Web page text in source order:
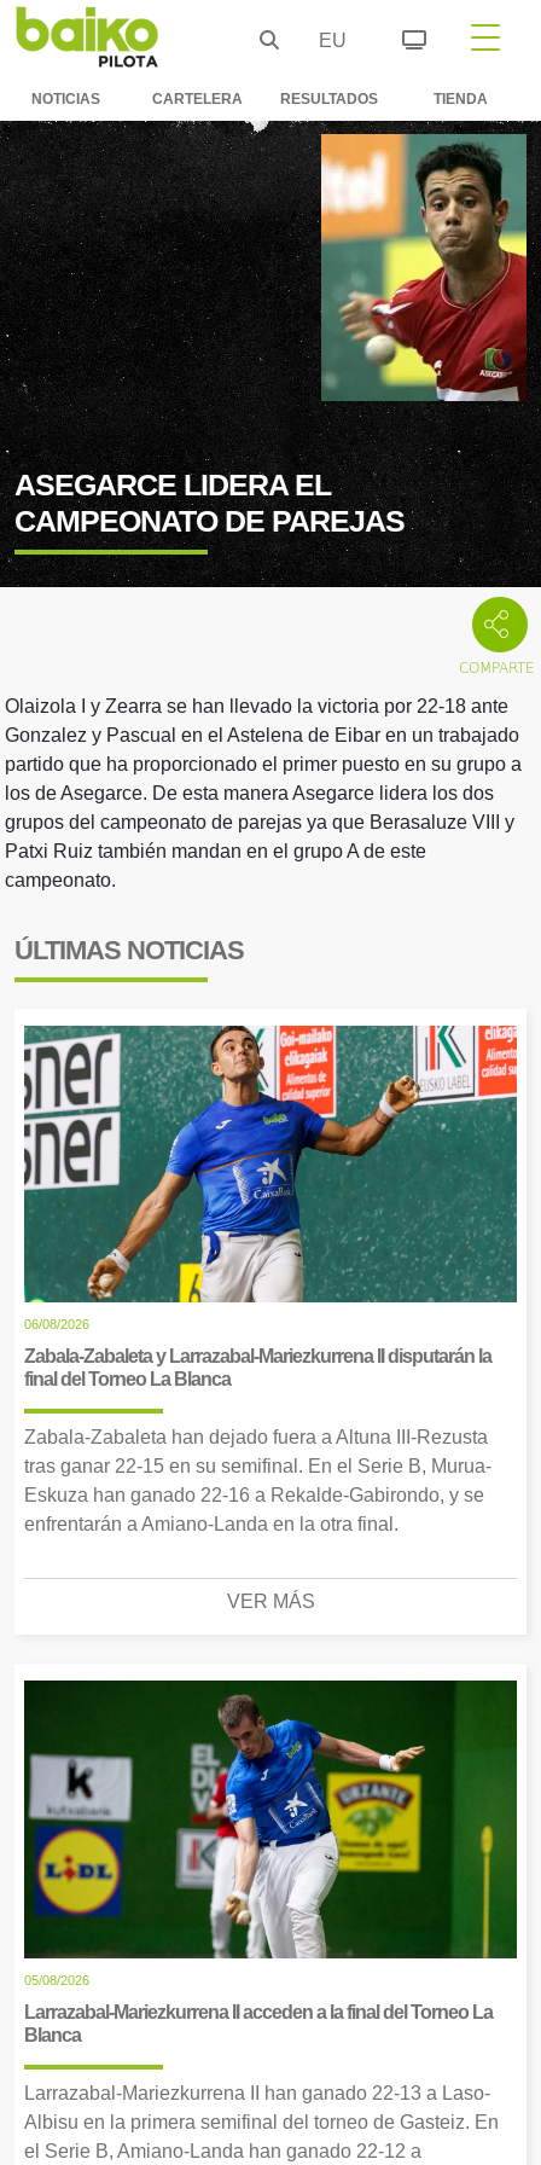
EU
NOTICIAS CARTELERA RESULTADOS TIENDA
ASEGARCE LIDERA EL
CAMPEONATO DE PAREJAS
Olaizola I y Zearra se han llevado la victoria por 22-18 ante
Gonzalez y Pascual en el Astelena de Eibar en un trabajado
partido que ha proporcionado el primer puesto en su grupo a
los de Asegarce. De esta manera Asegarce lidera los dos
grupos del campeonato de parejas ya que Berasaluze VIII y
Patxi Ruiz también mandan en el grupo A de este
campeonato.
ÚLTIMAS NOTICIAS
06/08/2026
Zabala-Zabaleta y Larrazabal-Mariezkurrena II disputarán la
final del Torneo La Blanca
Zabala-Zabaleta han dejado fuera a Altuna III-Rezusta
tras ganar 22-15 en su semifinal. En el Serie B, Murua-
Eskuza han ganado 22-16 a Rekalde-Gabirondo, y se
enfrentarán a Amiano-Landa en la otra final.
VER MÁS
05/08/2026
Larrazabal-Mariezkurrena II acceden a la final del Torneo La
Blanca
Larrazabal-Mariezkurrena II han ganado 22-13 a Laso-
Albisu en la primera semifinal del torneo de Gasteiz. En
el Serie B, Amiano-Landa han ganado 22-12 a